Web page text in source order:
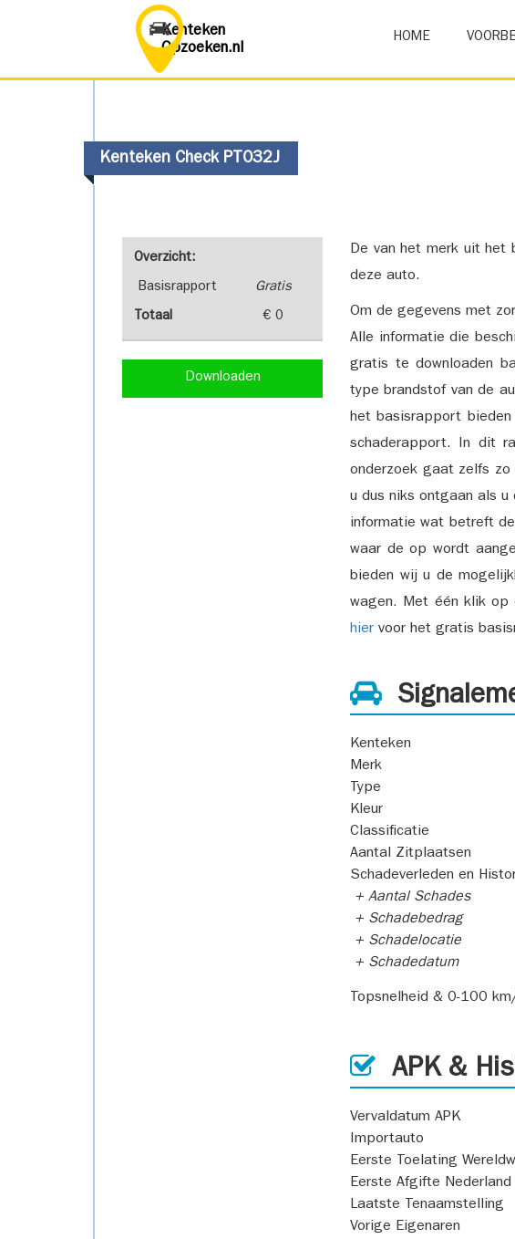
Kenteken
Opzoeken.nl
HOME
Kenteken Check PT032J
Overzicht:
Basisrapport Gratis
Totaal € 0
Downloaden
De van het merk uit het
deze auto.
Om de gegevens met
Alle informatie die
gratis te downloaden
type brandstof van de
het basisrapport
schaderapport. In dit
onderzoek gaat zelfs
u dus niks ontgaan als
informatie wat betreft
waar de op wordt
bieden wij u de
wagen. Met één klik op
hier voor het gratis
Kenteken
Merk
Type
Kleur
Classificatie
Aantal Zitplaatsen
Schadeverleden en
+ Aantal Schades
+ Schadebedrag
+ Schadelocatie
+ Schadedatum
Topsnelheid & 0-100
APK &
Vervaldatum APK
Importauto
Eerste Toelating
Eerste Afgifte Nederland
Laatste Tenaamstelling
Vorige Eigenaren